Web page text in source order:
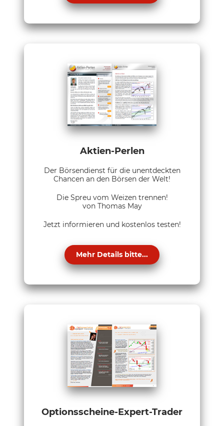
Aktien-Perlen
Der Börsendienst für die unentdeckten
Chancen an den Börsen der Welt!
Die Spreu vom Weizen trennen!
von Thomas May
Jetzt informieren und kostenlos testen!
Mehr Details bitte...
Optionsscheine-Expert-Trader